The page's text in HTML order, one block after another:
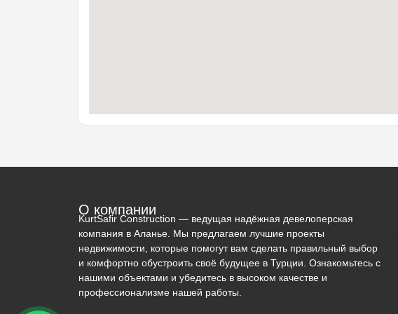
О компании
KurtSafir Construction — ведущая надёжная девелоперская
компания в Аланье. Мы предлагаем лучшие проекты
недвижимости, которые помогут вам сделать правильный выбор
и комфортно обустроить своё будущее в Турции. Ознакомьтесь с
нашими объектами и убедитесь в высоком качестве и
профессионализме нашей работы.